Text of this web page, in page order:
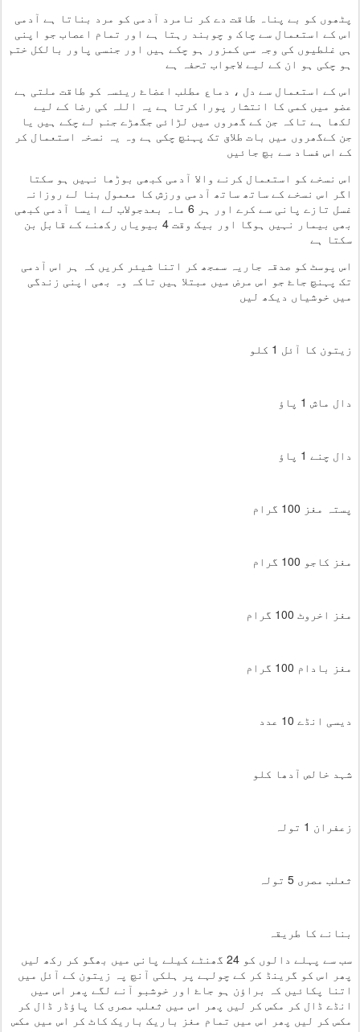
پٹھوں کو بے پناہ طاقت دے کر نامرد آدمی کو مرد بناتا ہے آدمی
اس کے استعمال سے چاک و چوبند رہتا ہے اور تمام اعصاب جو اپنی
ہی غلطیوں کی وجہ سی کمزور ہو چکے ہیں اور جنسی پاور بالکل ختم
ہو چکی ہو ان کے لیے لاجواب تحفہ ہے
اس کے استعمال سے دل ، دماع مطلب اعضاۓ ریئسہ کو طاقت ملتی ہے
عضو میں کمی کا انتشار پورا کرتا ہے یہ اللہ کی رضا کے لیے
لکھا ہے تاکہ جن کے گھروں میں لڑائی جگھڑے جنم لے چکے ہیں یا
جن کےگھروں میں بات طلاق تک پہنچ چکی ہے وہ یہ نسخہ استعمال کر
کے اس فساد سے بچ جائیں
اس نسخے کو استعمال کرنے والا آدمی کبھی بوڑھا نہیں ہو سکتا
اگر اس نسخے کے ساتھ ساتھ آدمی ورزش کا معمول بنا لے روزانہ
غسل تازے پانی سے کرے اور ہر 6 ماہ بعدجولاب لے ایسا آدمی کبھی
بھی بیمار نہیں ہوگا اور بیک وقت 4 بیویاں رکھنے کے قابل بن
سکتا ہے
اس پوسٹ کو صدقہ جاریہ سمجھ کر اتنا شیئر کریں کہ ہر اس آدمی
تک پہنچ جاۓ جو اس مرض میں مبتلا ہیں تاکہ وہ بھی اپنی زندگی
میں خوشیاں دیکھ لیں
زیتون کا آئل 1 کلو
دال ماش 1 پاؤ
دال چنے 1 پاؤ
پستہ مغز 100 گرام
مغز کاجو 100 گرام
مغز اخروٹ 100 گرام
مغز بادام 100 گرام
دیسی انڈے 10 عدد
شہد خالص آدھا کلو
زعفران 1 تولہ
ثعلب مصری 5 تولہ
بنانے کا طریقہ
سب سے پہلے دالوں کو 24 گھنٹے کیلے پانی میں بھگو کر رکھ لیں
پھر اس کو گرینڈ کر کے چولہے پر ہلکی آنچ پہ زیتون کے آئل میں
اتنا پکائیں کہ براؤن ہو جاۓ اور خوشبو آنے لگے پھر اس میں
انڈے ڈال کر مکس کر لیں پھر اس میں ثعلب مصری کا پاؤڈر ڈال کر
مکس کر لیں پھر اس میں تمام مغز باریک باریک کاٹ کر اس میں مکس